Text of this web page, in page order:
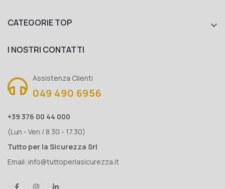
CATEGORIE TOP 
I NOSTRI CONTATTI
Assistenza Clienti
049 490 6956
+39 376 00 44 000
(Lun - Ven / 8.30 - 17.30)
Tutto per la Sicurezza Srl
Email: info@tuttoperlasicurezza.it